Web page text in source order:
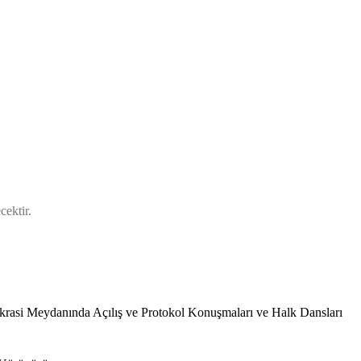
Meydanında Açılış ve Protokol Konuşmaları ve Halk Dansları